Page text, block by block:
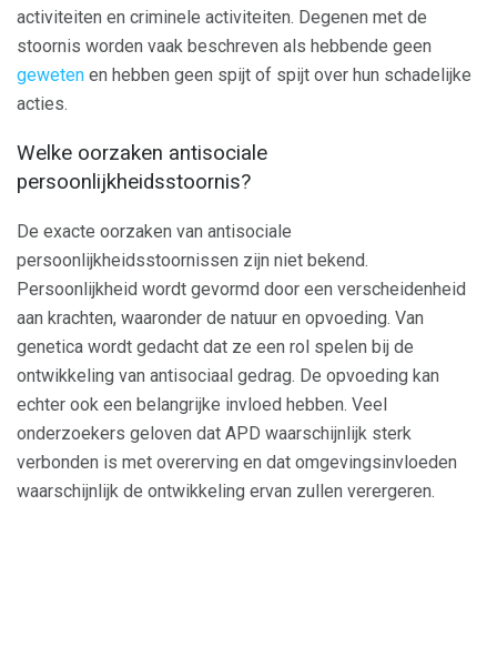
activiteiten en criminele activiteiten. Degenen met de
stoornis worden vaak beschreven als hebbende geen
geweten en hebben geen spijt of spijt over hun schadelijke
acties.
Welke oorzaken antisociale
persoonlijkheidsstoornis?
De exacte oorzaken van antisociale
persoonlijkheidsstoornissen zijn niet bekend.
Persoonlijkheid wordt gevormd door een verscheidenheid
aan krachten, waaronder de natuur en opvoeding. Van
genetica wordt gedacht dat ze een rol spelen bij de
ontwikkeling van antisociaal gedrag. De opvoeding kan
echter ook een belangrijke invloed hebben. Veel
onderzoekers geloven dat APD waarschijnlijk sterk
verbonden is met overerving en dat omgevingsinvloeden
waarschijnlijk de ontwikkeling ervan zullen verergeren.